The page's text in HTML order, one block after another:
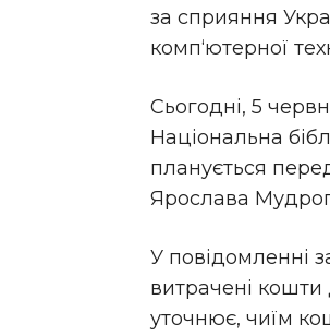
за сприяння
комп‘ютерної
Сьогодні, 5
Національна
планується
Ярослава
У повідомленні
витрачені
уточнює, чиїм